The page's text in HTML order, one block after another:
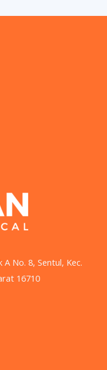
No. 8, Sentul, Kec.
16710